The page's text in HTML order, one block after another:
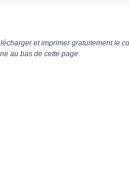
et imprimer gratuitement le
au bas de cette page.